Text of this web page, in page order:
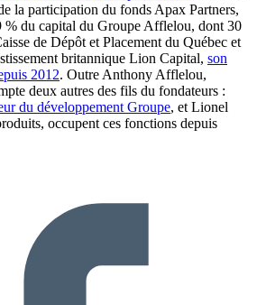
la participation du fonds Apax Partners,
du capital du Groupe Afflelou, dont 30
de Dépôt et Placement du Québec et
britannique Lion Capital, son
2012. Outre Anthony Afflelou,
deux autres des fils du fondateurs :
du développement Groupe, et Lionel
occupent ces fonctions depuis